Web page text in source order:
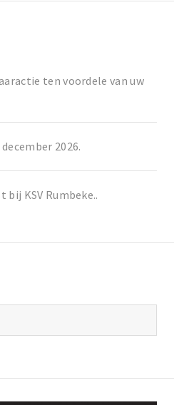
ten voordele van uw
2026.
KSV Rumbeke..